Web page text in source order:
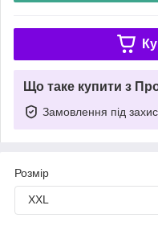
Що таке купити з
Замовлення під
Розмір
XXL